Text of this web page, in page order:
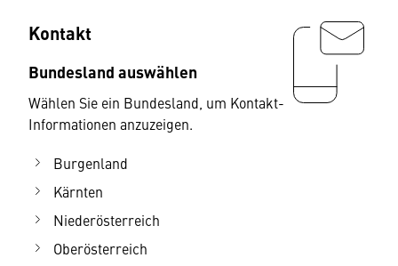
Kontakt
Bundesland auswählen
Wählen Sie ein Bundesland, um Kontakt-
Informationen anzuzeigen.
Burgenland
Kärnten
Niederösterreich
Oberösterreich